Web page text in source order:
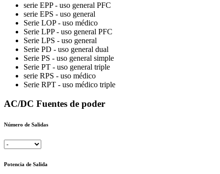
serie EPP - uso general PFC
serie EPS - uso general
Serie LOP - uso médico
Serie LPP - uso general PFC
Serie LPS - uso general
Serie PD - uso general dual
Serie PS - uso general simple
Serie PT - uso general triple
serie RPS - uso médico
Serie RPT - uso médico triple
AC/DC Fuentes de poder
Número de Salidas
Potencia de Salida